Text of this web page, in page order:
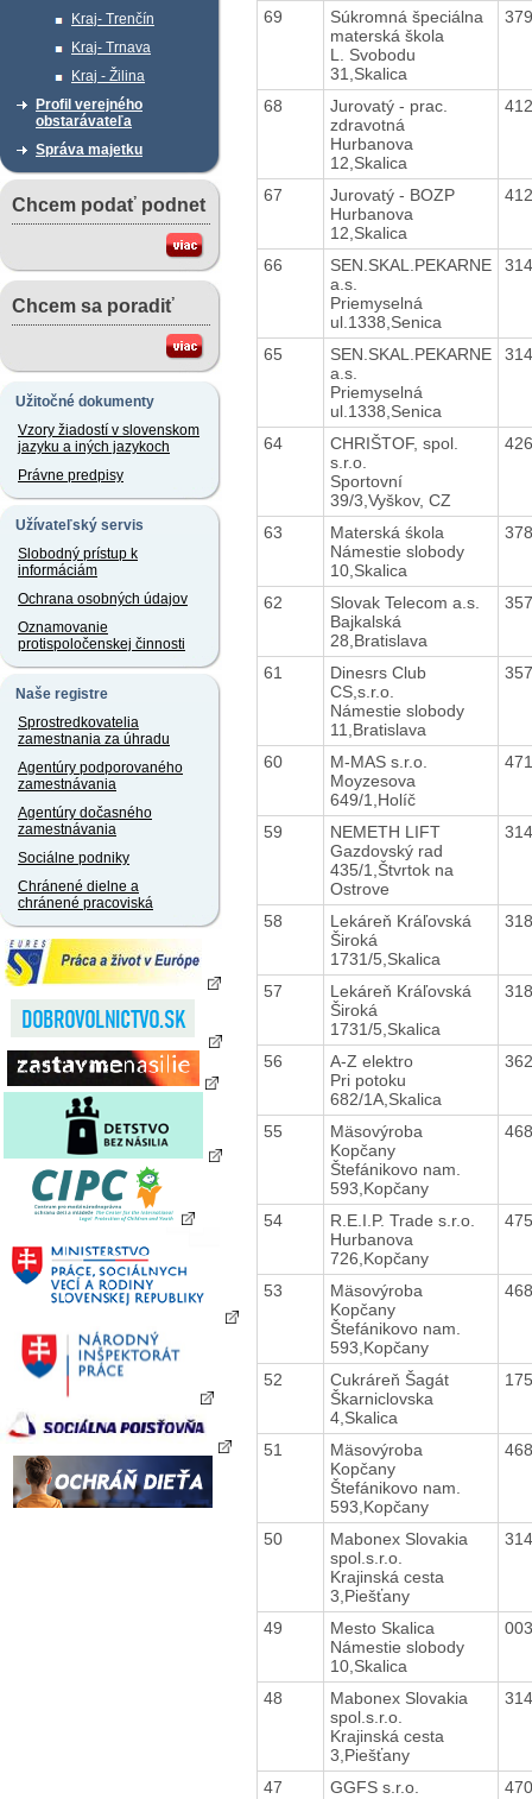
Kraj- Trenčín
Kraj- Trnava
Kraj - Žilina
Profil verejného
obstarávateľa
Správa majetku
Chcem podať podnet
Chcem sa poradiť
Užitočné dokumenty
Vzory žiadostí v slovenskom
jazyku a iných jazykoch
Právne predpisy
Užívateľský servis
Slobodný prístup k
informáciám
Ochrana osobných údajov
Oznamovanie
protispoločenskej činnosti
Naše registre
Sprostredkovatelia
zamestnania za úhradu
Agentúry podporovaného
zamestnávania
Agentúry dočasného
zamestnávania
Sociálne podniky
Chránené dielne a
chránené pracoviská
69
Súkromná špeciálna
materská škola
L. Svobodu
31,Skalica
68
Jurovatý - prac.
zdravotná
Hurbanova
12,Skalica
67
Jurovatý - BOZP
Hurbanova
12,Skalica
66
SEN.SKAL.PEKARNE
a.s.
Priemyselná
ul.1338,Senica
65
SEN.SKAL.PEKARNE
a.s.
Priemyselná
ul.1338,Senica
64
CHRIŠTOF, spol.
s.r.o.
Sportovní
39/3,Vyškov, CZ
63
Materská śkola
Námestie slobody
10,Skalica
62
Slovak Telecom a.s.
Bajkalská
28,Bratislava
61
Dinesrs Club
CS,s.r.o.
Námestie slobody
11,Bratislava
60
M-MAS s.r.o.
Moyzesova
649/1,Holíč
59
NEMETH LIFT
Gazdovský rad
435/1,Štvrtok na
Ostrove
58
Lekáreň Kráľovská
Široká
1731/5,Skalica
57
Lekáreň Kráľovská
Široká
1731/5,Skalica
56
A-Z elektro
Pri potoku
682/1A,Skalica
55
Mäsovýroba
Kopčany
Štefánikovo nam.
593,Kopčany
54
R.E.I.P. Trade s.r.o.
Hurbanova
726,Kopčany
53
Mäsovýroba
Kopčany
Štefánikovo nam.
593,Kopčany
52
Cukráreň Šagát
Škarniclovska
4,Skalica
51
Mäsovýroba
Kopčany
Štefánikovo nam.
593,Kopčany
50
Mabonex Slovakia
spol.s.r.o.
Krajinská cesta
3,Piešťany
49
Mesto Skalica
Námestie slobody
10,Skalica
48
Mabonex Slovakia
spol.s.r.o.
Krajinská cesta
3,Piešťany
47
GGFS s.r.o.